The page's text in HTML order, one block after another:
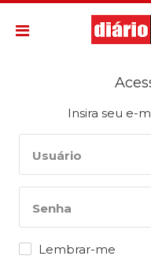
Insira seu e-
Usuário
Senha
Lembrar-me